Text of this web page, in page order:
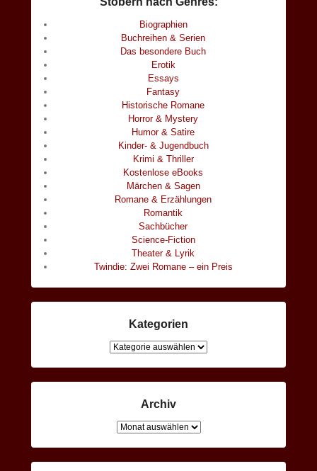
Biographien
Buchreihen & Serien
Das besondere Buch
Erotik
Essays
Fantasy
Historische Romane
Horror & Mystery
Humor & Satire
Kinder- & Jugendbuch
Krimi & Thriller
Kostenlose eBooks
Märchen & Sagen
Romane & Erzählungen
Romantik
Sachbücher
Science-Fiction
Theater & Lyrik
Twindie: Zwei Romane – ein Preis
Kategorien
Kategorien
Archiv
Archiv